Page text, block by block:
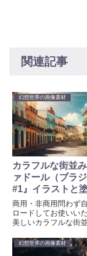
関連記事
幻想世界の画像素材
カラフルな街並
ァドール（ブラ
#1』イラストと
画【無料画像素
用可】
商用・非商用問わず
ロードしてお使いい
美しいカラフルな街
材として提供してい
け、壁紙、プロジェ
幻想世界の画像素材